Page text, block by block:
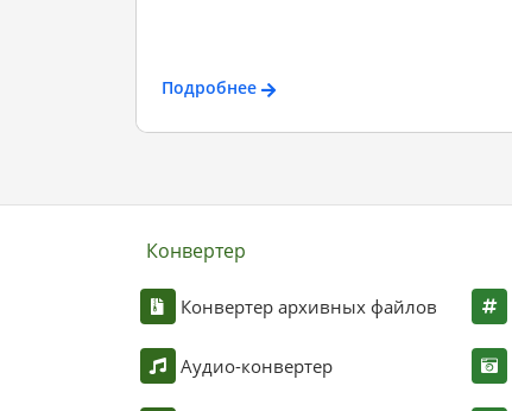
Подробнее
Конвертер
Конвертер архивных файлов
Аудио-конвертер